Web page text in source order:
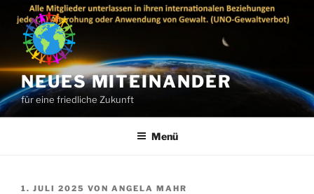
Inhalt
springen
NEUES MITEINANDER
für eine friedliche Zukunft
Menü
VERÖFFENTLICHT
1. JULI 2025 VON ANGELA MAHR